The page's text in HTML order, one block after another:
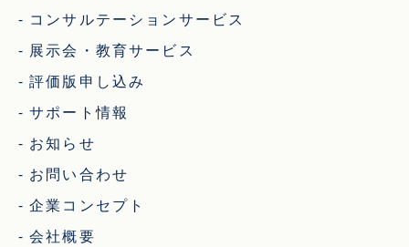
コンサルテーションサービス
展示会・教育サービス
評価版申し込み
サポート情報
お知らせ
お問い合わせ
企業コンセプト
会社概要